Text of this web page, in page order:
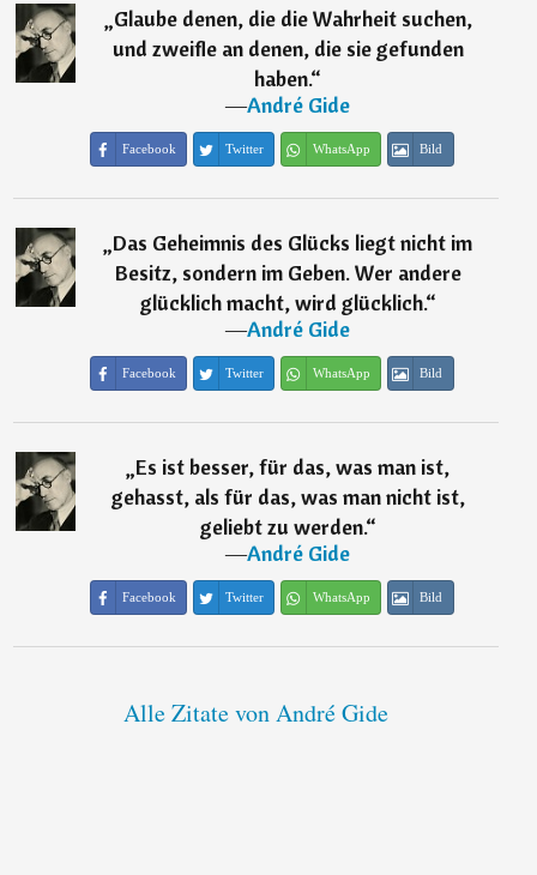
„Glaube denen, die die Wahrheit suchen,
und zweifle an denen, die sie gefunden
haben.“
―André Gide
Facebook Twitter WhatsApp Bild
„Das Geheimnis des Glücks liegt nicht im
Besitz, sondern im Geben. Wer andere
glücklich macht, wird glücklich.“
―André Gide
Facebook Twitter WhatsApp Bild
„Es ist besser, für das, was man ist,
gehasst, als für das, was man nicht ist,
geliebt zu werden.“
―André Gide
Facebook Twitter WhatsApp Bild
Alle Zitate von André Gide